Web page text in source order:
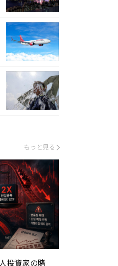
もっと見る
投資家の賭